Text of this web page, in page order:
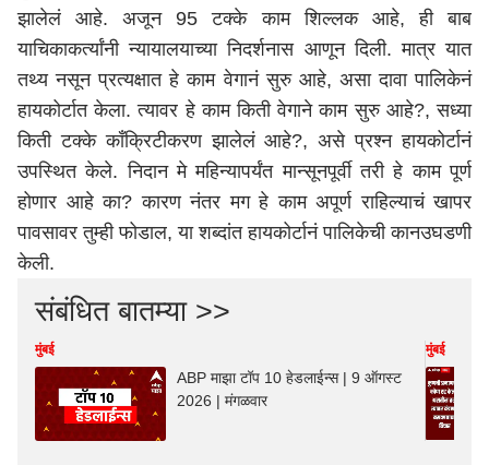
झालेलं आहे. अजून 95 टक्के काम शिल्लक आहे, ही बाब
याचिकाकर्त्यांनी न्यायालयाच्या निदर्शनास आणून दिली. मात्र यात
तथ्य नसून प्रत्यक्षात हे काम वेगानं सुरु आहे, असा दावा पालिकेनं
हायकोर्टात केला. त्यावर हे काम किती वेगाने काम सुरु आहे?, सध्या
किती टक्के कॉंक्रिटीकरण झालेलं आहे?, असे प्रश्न हायकोर्टानं
उपस्थित केले. निदान मे महिन्यापर्यंत मान्सूनपूर्वी तरी हे काम पूर्ण
होणार आहे का? कारण नंतर मग हे काम अपूर्ण राहिल्याचं खापर
पावसावर तुम्ही फोडाल, या शब्दांत हायकोर्टानं पालिकेची कानउघडणी
केली.
संबंधित बातम्या >>
मुंबई
ABP माझा टॉप 10 हेडलाईन्स | 9 ऑगस्ट
2026 | मंगळवार
मुंबई